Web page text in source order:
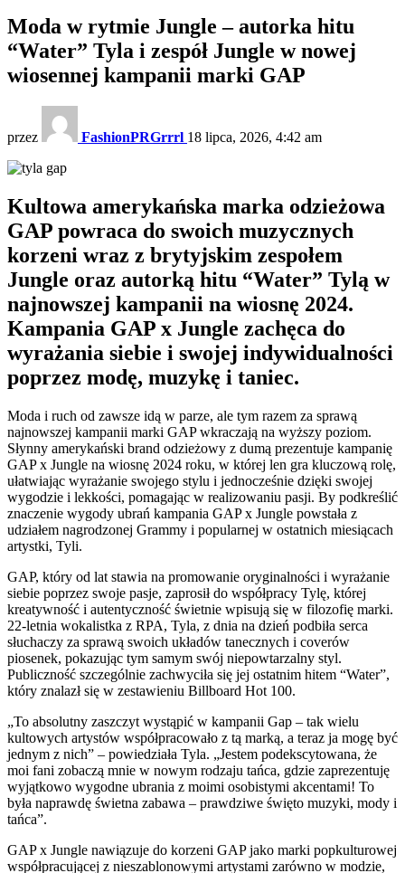
Moda w rytmie Jungle – autorka hitu
“Water” Tyla i zespół Jungle w nowej
wiosennej kampanii marki GAP
przez FashionPRGrrrl 18 lipca, 2026, 4:42 am
Kultowa amerykańska marka odzieżowa
GAP powraca do swoich muzycznych
korzeni wraz z brytyjskim zespołem
Jungle oraz autorką hitu “Water” Tylą w
najnowszej kampanii na wiosnę 2024.
Kampania GAP x Jungle zachęca do
wyrażania siebie i swojej indywidualności
poprzez modę, muzykę i taniec.
Moda i ruch od zawsze idą w parze, ale tym razem za sprawą
najnowszej kampanii marki GAP wkraczają na wyższy poziom.
Słynny amerykański brand odzieżowy z dumą prezentuje kampanię
GAP x Jungle na wiosnę 2024 roku, w której len gra kluczową rolę,
ułatwiając wyrażanie swojego stylu i jednocześnie dzięki swojej
wygodzie i lekkości, pomagając w realizowaniu pasji. By podkreślić
znaczenie wygody ubrań kampania GAP x Jungle powstała z
udziałem nagrodzonej Grammy i popularnej w ostatnich miesiącach
artystki, Tyli.
GAP, który od lat stawia na promowanie oryginalności i wyrażanie
siebie poprzez swoje pasje, zaprosił do współpracy Tylę, której
kreatywność i autentyczność świetnie wpisują się w filozofię marki.
22-letnia wokalistka z RPA, Tyla, z dnia na dzień podbiła serca
słuchaczy za sprawą swoich układów tanecznych i coverów
piosenek, pokazując tym samym swój niepowtarzalny styl.
Publiczność szczególnie zachwyciła się jej ostatnim hitem “Water”,
który znalazł się w zestawieniu Billboard Hot 100.
„To absolutny zaszczyt wystąpić w kampanii Gap – tak wielu
kultowych artystów współpracowało z tą marką, a teraz ja mogę być
jednym z nich” – powiedziała Tyla. „Jestem podekscytowana, że
moi fani zobaczą mnie w nowym rodzaju tańca, gdzie zaprezentuję
wyjątkowo wygodne ubrania z moimi osobistymi akcentami! To
była naprawdę świetna zabawa – prawdziwe święto muzyki, mody i
tańca”.
GAP x Jungle nawiązuje do korzeni GAP jako marki popkulturowej
współpracującej z nieszablonowymi artystami zarówno w modzie,